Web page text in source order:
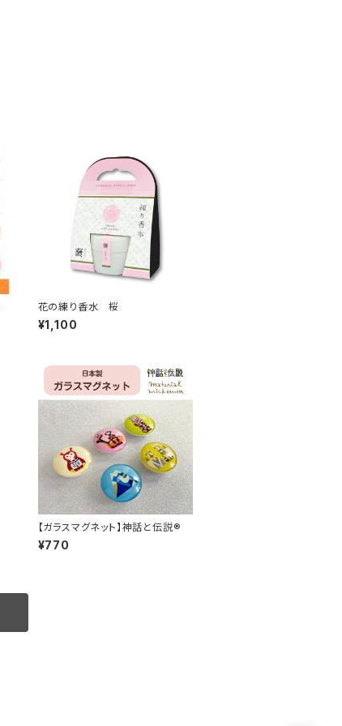
花の練り香水 桜
¥1,100
【ガラスマグネット】神話と伝説®
¥770